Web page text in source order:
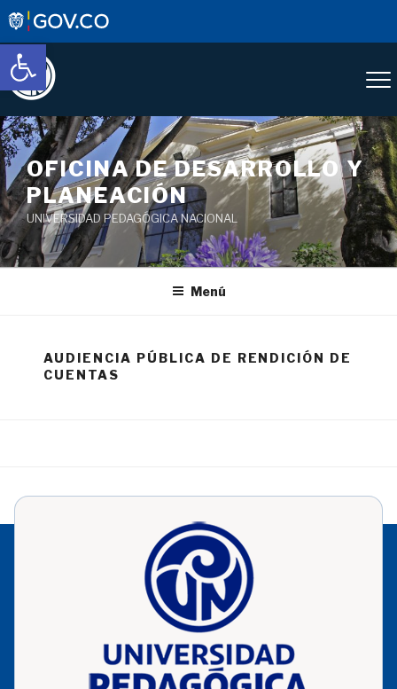
Abrir barra de herramientas
OFICINA DE DESARROLLO Y
PLANEACIÓN
UNIVERSIDAD PEDAGÓGICA NACIONAL
Menú
AUDIENCIA PÚBLICA DE RENDICIÓN DE
CUENTAS